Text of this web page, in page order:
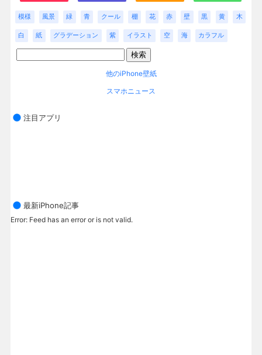
模様 風景 緑 青 クール 棚 花 赤 壁 黒 黄 木
白 紙 グラデーション 紫 イラスト 空 海 カラフル
他のiPhone壁紙
スマホニュース
注目アプリ
最新iPhone記事
Error: Feed has an error or is not valid.